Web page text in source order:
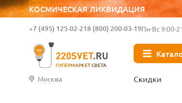
КОСМИЧЕСКАЯ ЛИКВИДАЦИЯ
ГИПЕРМАРКЕТ СВЕТА
+7 (495) 125-02-218 (800) 200-03-19Пн-Вс 9:00-
Москва Скидки